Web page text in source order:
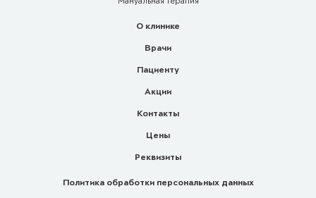
О клинике
Врачи
Пациенту
Акции
Контакты
Цены
Реквизиты
Политика обработки персональных данных